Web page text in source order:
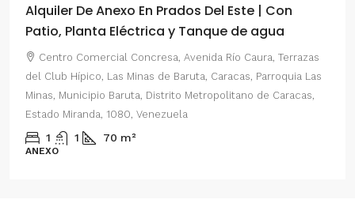
Alquiler De Anexo En Prados Del Este | Con
Patio, Planta Eléctrica y Tanque de agua
Centro Comercial Concresa, Avenida Río Caura, Terrazas
del Club Hípico, Las Minas de Baruta, Caracas, Parroquia Las
Minas, Municipio Baruta, Distrito Metropolitano de Caracas,
Estado Miranda, 1080, Venezuela
1 1 70 m²
ANEXO